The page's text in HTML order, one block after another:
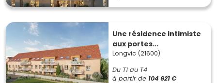
Une résidence intimiste
aux portes...
Longvic (21600)
Du T1 au T4
à partir de 104 621 €